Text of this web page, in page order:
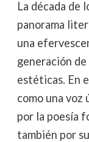
La década de
panorama
una
generación
estéticas. En
como una voz
por la poesía
también por